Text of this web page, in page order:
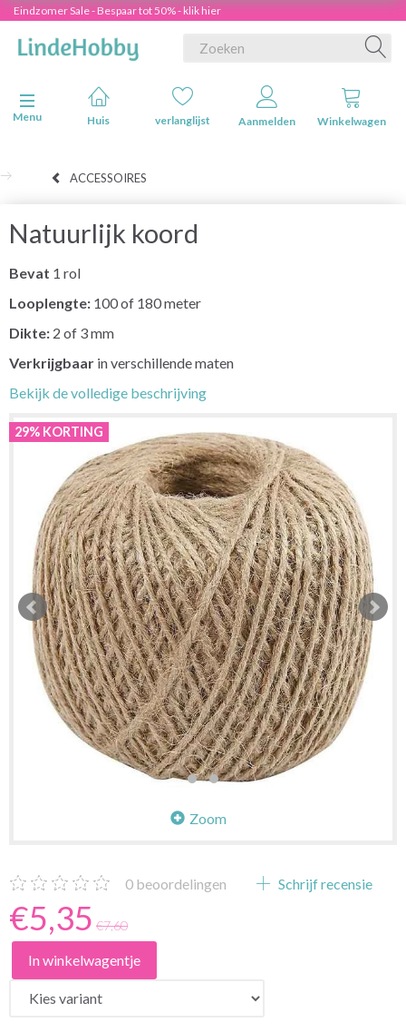
Eindzomer Sale - Bespaar tot 50% - klik hier
Navigatie in-/uitschakelen
Menu
Huis verlanglijst Aanmelden Winkelwagen
ACCESSOIRES
Natuurlijk koord
Bevat 1 rol
Looplengte: 100 of 180 meter
Dikte: 2 of 3 mm
Verkrijgbaar in verschillende maten
Bekijk de volledige beschrijving
29% KORTING
Zoom
0 beoordelingen Schrijf recensie
€5,35 €7,60
In winkelwagentje